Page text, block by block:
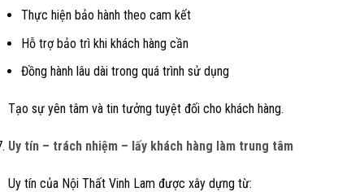
Thực hiện bảo hành theo cam kết
Hỗ trợ bảo trì khi khách hàng cần
Đồng hành lâu dài trong quá trình sử dụng
Tạo sự yên tâm và tin tưởng tuyệt đối cho khách hàng.
Uy tín – trách nhiệm – lấy khách hàng làm trung tâm
Uy tín của Nội Thất Vinh Lam được xây dựng từ: